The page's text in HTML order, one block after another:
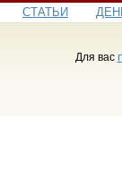
СТАТЬИ
Для вас